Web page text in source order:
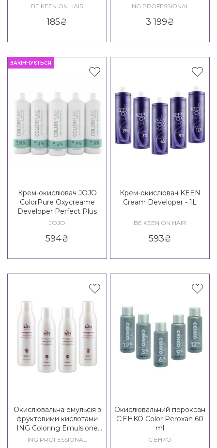
BE KEEN ON HAIR
185₴
ING PROFESSIONAL
3 199₴
ЗАКІНЧУЄТЬСЯ
Крем-окислювач JOJO
ColorPure Oxycreame
Developer Perfect Plus
JOJO
594₴
Крем-окислювач KEEN
Cream Developer - 1L
BE KEEN ON HAIR
593₴
Окислювальна емульсія з
фруктовими кислотами
ING Coloring Emulsione
Oxidante
ING PROFESSIONAL
Окислювальний пероксан
C:EHKO Color Peroxan 60
ml
C:EHKO